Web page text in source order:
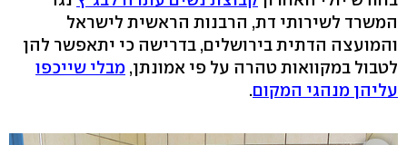
המשרד לשירותי דת, הרבנות הראשית לישראל
והמועצה הדתית בירושלים, בדרישה כי יתאפשר להן
לטבול במקוואות טהרה על פי אמונתן, מבלי שייכפו
עליהן מנהגי המקום.